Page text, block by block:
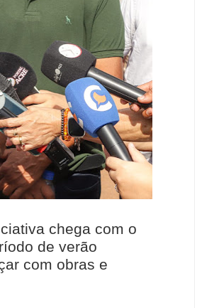
chega com o
de verão
com obras e